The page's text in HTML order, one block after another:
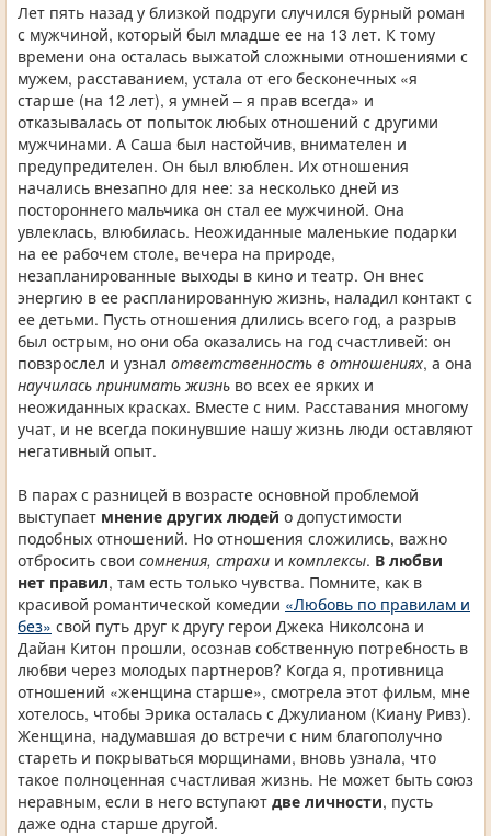
Лет пять назад у близкой подруги случился бурный роман
с мужчиной, который был младше ее на 13 лет. К тому
времени она осталась выжатой сложными отношениями с
мужем, расставанием, устала от его бесконечных «я
старше (на 12 лет), я умней – я прав всегда» и
отказывалась от попыток любых отношений с другими
мужчинами. А Саша был настойчив, внимателен и
предупредителен. Он был влюблен. Их отношения
начались внезапно для нее: за несколько дней из
постороннего мальчика он стал ее мужчиной. Она
увлеклась, влюбилась. Неожиданные маленькие подарки
на ее рабочем столе, вечера на природе,
незапланированные выходы в кино и театр. Он внес
энергию в ее распланированную жизнь, наладил контакт с
ее детьми. Пусть отношения длились всего год, а разрыв
был острым, но они оба оказались на год счастливей: он
повзрослел и узнал ответственность в отношениях, а она
научилась принимать жизнь во всех ее ярких и
неожиданных красках. Вместе с ним. Расставания многому
учат, и не всегда покинувшие нашу жизнь люди оставляют
негативный опыт.
В парах с разницей в возрасте основной проблемой
выступает мнение других людей о допустимости
подобных отношений. Но отношения сложились, важно
отбросить свои сомнения, страхи и комплексы. В любви
нет правил, там есть только чувства. Помните, как в
красивой романтической комедии «Любовь по правилам и
без» свой путь друг к другу герои Джека Николсона и
Дайан Китон прошли, осознав собственную потребность в
любви через молодых партнеров? Когда я, противница
отношений «женщина старше», смотрела этот фильм, мне
хотелось, чтобы Эрика осталась с Джулианом (Киану Ривз).
Женщина, надумавшая до встречи с ним благополучно
стареть и покрываться морщинами, вновь узнала, что
такое полноценная счастливая жизнь. Не может быть союз
неравным, если в него вступают две личности, пусть
даже одна старше другой.